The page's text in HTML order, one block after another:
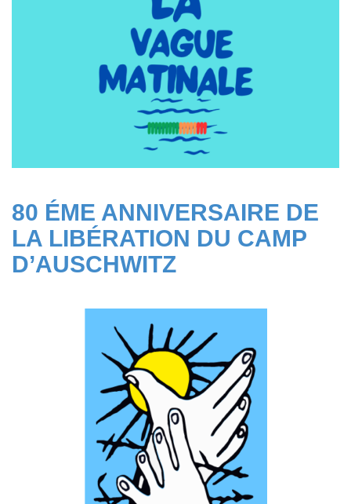
80 ÉME ANNIVERSAIRE DE
LA LIBÉRATION DU CAMP
D’AUSCHWITZ